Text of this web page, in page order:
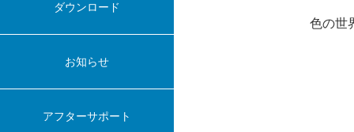
ダウンロード
お知らせ
アフターサポート
色の世